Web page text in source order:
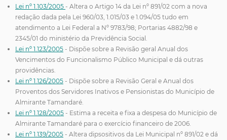
Lei nº 1.103/2005 - Altera o Artigo 14 da Lei nº 891/02 com a nova
redação dada pela Lei 960/03, 1.015/03 e 1.094/05 tudo em
atendimento a Lei Federal a Nº 9783/98; Portarias 4882/98 e
2345/01 do ministério da Previdência Social.
Lei nº 1.123/2005 - Dispõe sobre a Revisão geral Anual dos
Vencimentos do Funcionalismo Público Municipal e dá outras
providências.
Lei nº 1.126/2005 - Dispõe sobre a Revisão Geral e Anual dos
Proventos dos Servidores Inativos e Pensionistas do Município de
Almirante Tamandaré.
Lei nº 1.128/2005 - Estima a receita e fixa a despesa do Município de
Almirante Tamandaré para o exercício financeiro de 2006.
Lei nº 1.139/2005 - Altera dipsositivos da Lei Municipal nº 891/02 e dá